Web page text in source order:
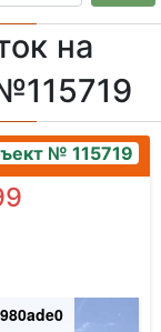
на
№ 115719